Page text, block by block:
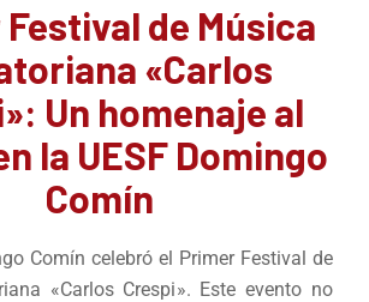
de Música
«Carlos
Un homenaje al
la UESF Domingo
Comín
Comín celebró el Primer Festival de
«Carlos Crespi». Este evento no